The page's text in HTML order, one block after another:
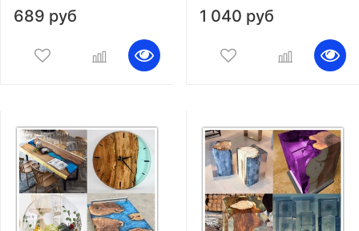
689 руб 1 040 руб